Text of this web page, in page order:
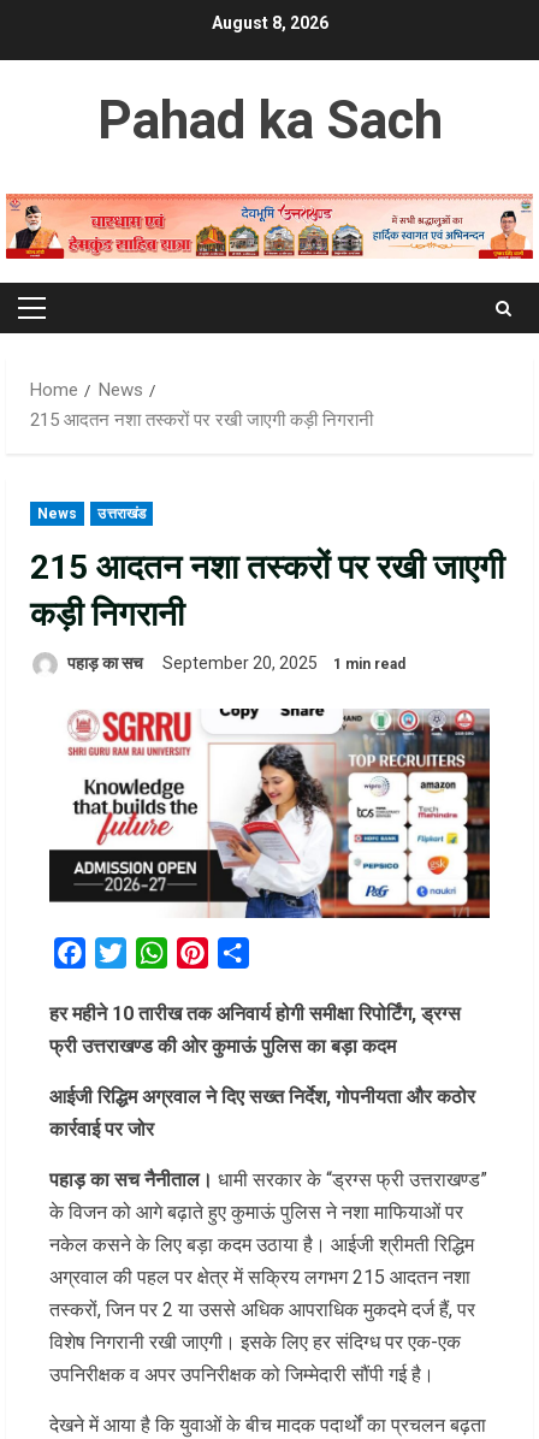
August 8, 2026
Pahad ka Sach
Primary
Home
News
215 आदतन नशा तस्करों पर रखी जाएगी कड़ी निगरानी
News उत्तराखंड
215 आदतन नशा तस्करों पर रखी जाएगी
कड़ी निगरानी
पहाड़ का सच September 20, 2025 1 min read
FacebookTwitterWhatsAppPinterest
हर महीने 10 तारीख तक अनिवार्य होगी समीक्षा रिपोर्टिंग, ड्रग्स
फ्री उत्तराखण्ड की ओर कुमाऊं पुलिस का बड़ा कदम
आईजी रिद्धिम अग्रवाल ने दिए सख्त निर्देश, गोपनीयता और कठोर
कार्रवाई पर जोर
पहाड़ का सच नैनीताल। धामी सरकार के “ड्रग्स फ्री उत्तराखण्ड”
के विजन को आगे बढ़ाते हुए कुमाऊं पुलिस ने नशा माफियाओं पर
नकेल कसने के लिए बड़ा कदम उठाया है। आईजी श्रीमती रिद्धिम
अग्रवाल की पहल पर क्षेत्र में सक्रिय लगभग 215 आदतन नशा
तस्करों, जिन पर 2 या उससे अधिक आपराधिक मुकदमे दर्ज हैं, पर
विशेष निगरानी रखी जाएगी। इसके लिए हर संदिग्ध पर एक-एक
उपनिरीक्षक व अपर उपनिरीक्षक को जिम्मेदारी सौंपी गई है।
देखने में आया है कि युवाओं के बीच मादक पदार्थों का प्रचलन बढ़ता